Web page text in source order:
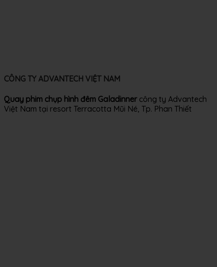
CÔNG TY ADVANTECH VIỆT NAM
Quay phim chụp hình đêm Galadinner công ty Advantech
Việt Nam tại resort Terracotta Mũi Né, Tp. Phan Thiết